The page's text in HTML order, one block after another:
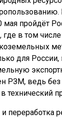
мая пройдёт
в том
для России,
РЗМ, ведь
технический
переработка